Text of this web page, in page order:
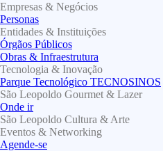
Empresas & Negócios
Personas
Entidades & Instituições
Órgãos Públicos
Obras & Infraestrutura
Tecnologia & Inovação
Parque Tecnológico TECNOSINOS
São Leopoldo Gourmet & Lazer
Onde ir
São Leopoldo Cultura & Arte
Eventos & Networking
Agende-se